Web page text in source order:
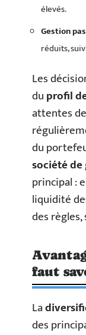
élevés.
Gestion
réduits,
Les
duprofil
attentes
du
société
principal :
liquidité
des
faut
La
des